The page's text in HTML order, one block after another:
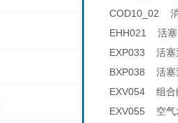
COD10_02
EHH021 活
EXP033 活
BXP038 活
EXV054 组合
EXV055 空气